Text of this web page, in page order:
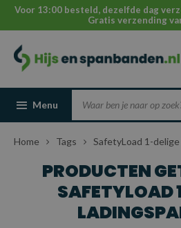
Voor 13:00 besteld, dezelfde dag
Gratis verzending
Menu
Home Tags SafetyLoad 1-
PRODUCTEN
SAFETYLOAD